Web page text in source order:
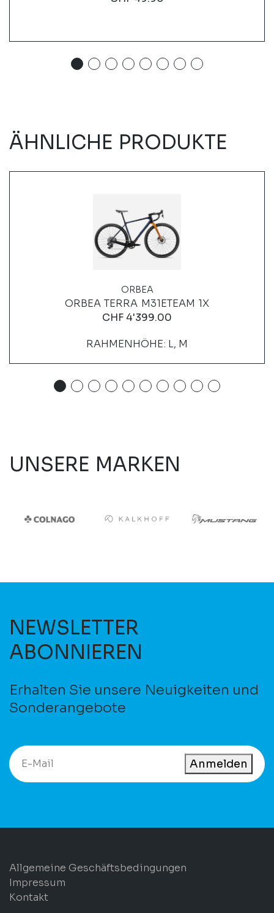
ÄHNLICHE PRODUKTE
ORBEA
ORBEA TERRA M31ETEAM 1X
CHF 4'399.00
RAHMENHÖHE: L, M
UNSERE MARKEN
NEWSLETTER
ABONNIEREN
Erhalten Sie unsere Neuigkeiten und
Sonderangebote
Anmelden
Allgemeine Geschäftsbedingungen
Impressum
Kontakt